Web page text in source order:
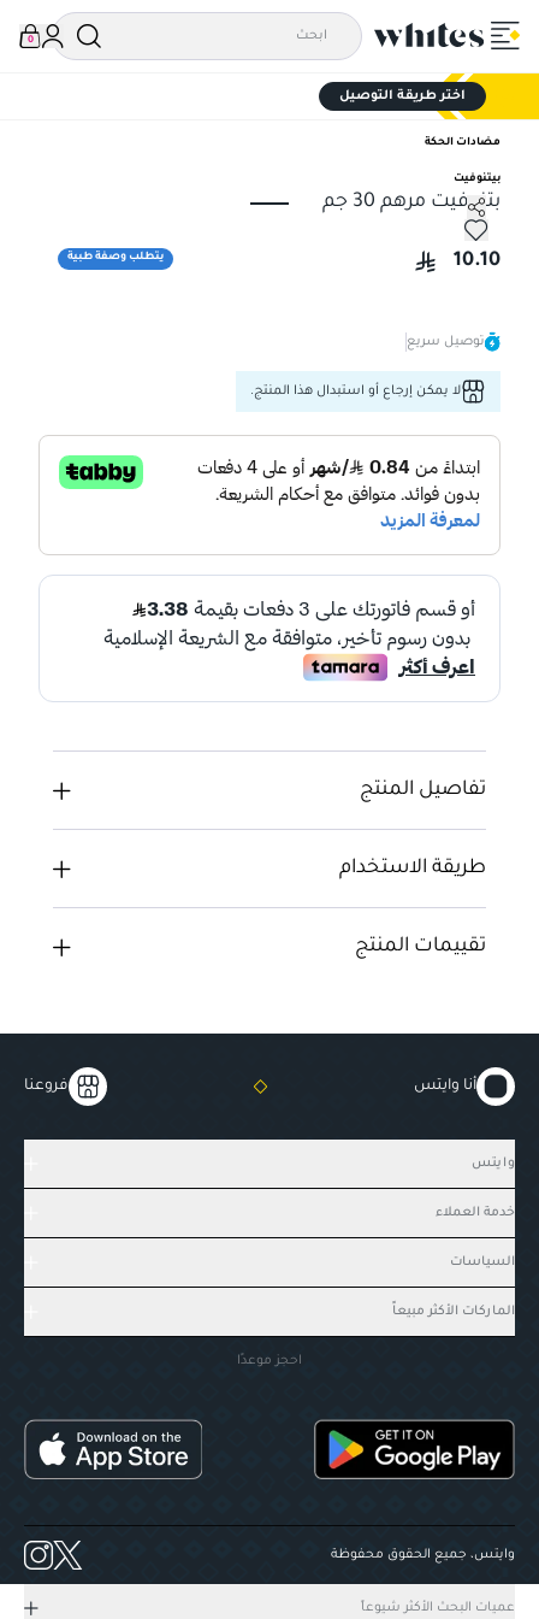
0
اختر طريقة التوصيل
مضادات الحكة
بيتنوفيت
بتنوفيت مرهم 30 جم
يتطلب وصفة طبية
بتنوفيت مرهم 30 جم
10.10
توصيل سريع
لا يمكن إرجاع أو استبدال هذا المنتج.
تفاصيل المنتج
طريقة الاستخدام
تقييمات المنتج
أنا وايتس فروعنا
وايتس
خدمة العملاء
السياسات
الماركات الأكثر مبيعاً
احجز موعدًا
وايتس، جميع الحقوق محفوظة
عميات البحث الأكثر شيوعاً